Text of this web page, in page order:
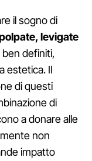
il sogno di
levigate
definiti,
estetica. Il
di questi
di
a donare alle
non
impatto